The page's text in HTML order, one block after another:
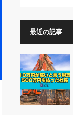
最近の記事